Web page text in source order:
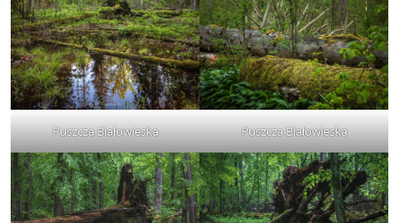
Puszcza Białowieska Puszcza Białowieska